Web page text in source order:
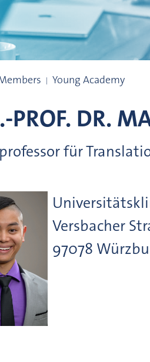
Young Academy
PROF. DR.
für
Versbacher
97078